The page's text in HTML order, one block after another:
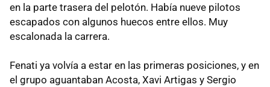
en la parte trasera del pelotón. Había nueve pilotos
escapados con algunos huecos entre ellos. Muy
escalonada la carrera.
Fenati ya volvía a estar en las primeras posiciones, y en
el grupo aguantaban Acosta, Xavi Artigas y Sergio